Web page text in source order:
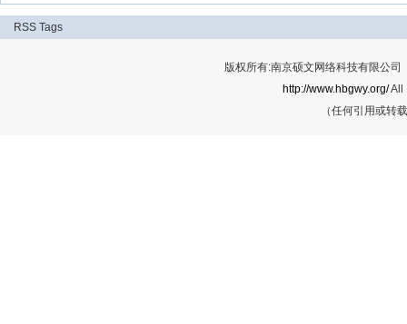
RSS Tags
版权所有:南京硕文网络科技有限公
http://www.hbgwy.org/All
（任何引用或转